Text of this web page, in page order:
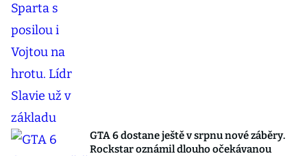
GTA 6 dostane ještě v srpnu nové záběry.
Rockstar oznámil dlouho očekávanou